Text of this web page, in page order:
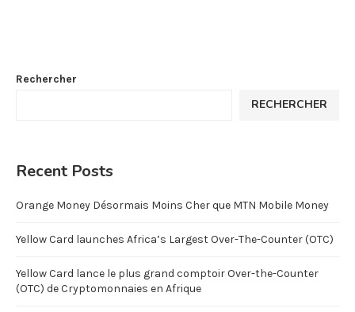
Rechercher
RECHERCHER
Recent Posts
Orange Money Désormais Moins Cher que MTN Mobile Money
Yellow Card launches Africa’s Largest Over-The-Counter (OTC)
Yellow Card lance le plus grand comptoir Over-the-Counter
(OTC) de Cryptomonnaies en Afrique